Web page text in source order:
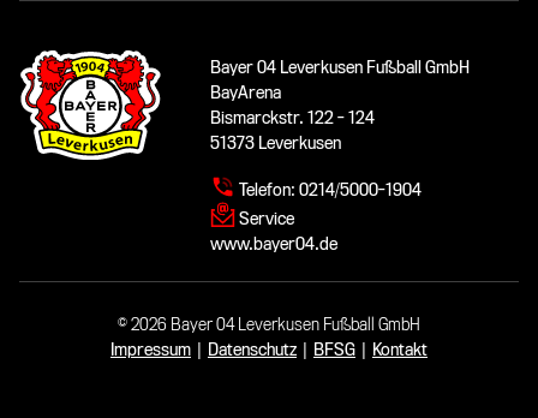
Bayer 04 Leverkusen Fußball GmbH
BayArena
Bismarckstr. 122 - 124
51373 Leverkusen
Telefon: 0214/5000-1904
Service
www.bayer04.de
© 2026 Bayer 04 Leverkusen Fußball GmbH
Impressum
Datenschutz BFSG Kontakt